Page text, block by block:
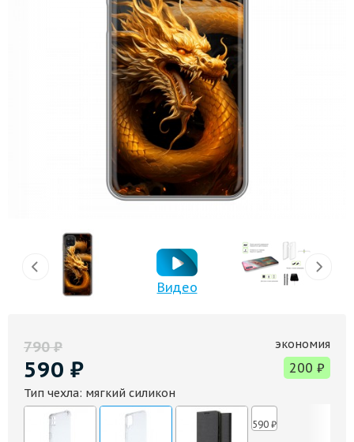
Видео
790₽
590 ₽
экономия
200 ₽
Тип чехла: мягкий силикон
590 ₽